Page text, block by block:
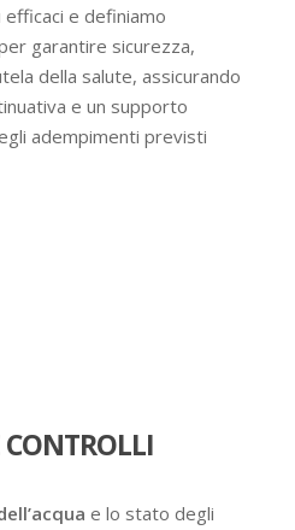
e definiamo
garantire sicurezza,
della salute, assicurando
e un supporto
adempimenti previsti
e lo stato degli